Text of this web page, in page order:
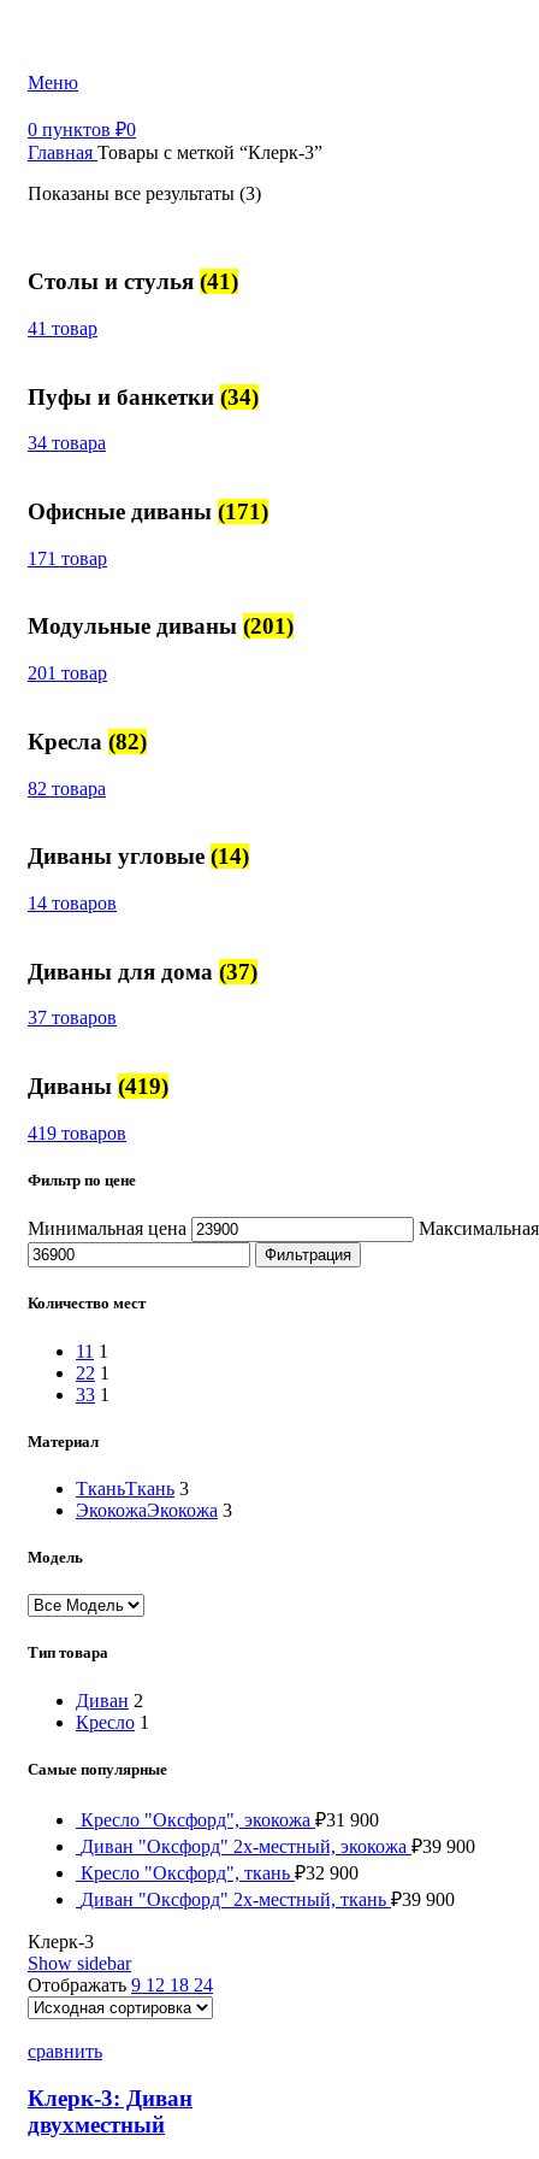
Меню
0 пунктов ₽0
Главная Товары с меткой “Клерк-3”
Показаны все результаты (3)
Столы и стулья (41)
41 товар
Пуфы и банкетки (34)
34 товара
Офисные диваны (171)
171 товар
Модульные диваны (201)
201 товар
Кресла (82)
82 товара
Диваны угловые (14)
14 товаров
Диваны для дома (37)
37 товаров
Диваны (419)
419 товаров
Фильтр по цене
Минимальная цена
Фильтрация
Количество мест
11 1
22 1
33 1
Материал
ТканьТкань 3
ЭкокожаЭкокожа 3
Модель
Тип товара
Диван 2
Кресло 1
Самые популярные
Кресло "Оксфорд", экокожа ₽31 900
Диван "Оксфорд" 2х-местный, экокожа ₽39 900
Кресло "Оксфорд", ткань ₽32 900
Диван "Оксфорд" 2х-местный, ткань ₽39 900
Клерк-3
Show sidebar
Отображать 9 12 18 24
сравнить
Клерк-3: Диван
двухместный